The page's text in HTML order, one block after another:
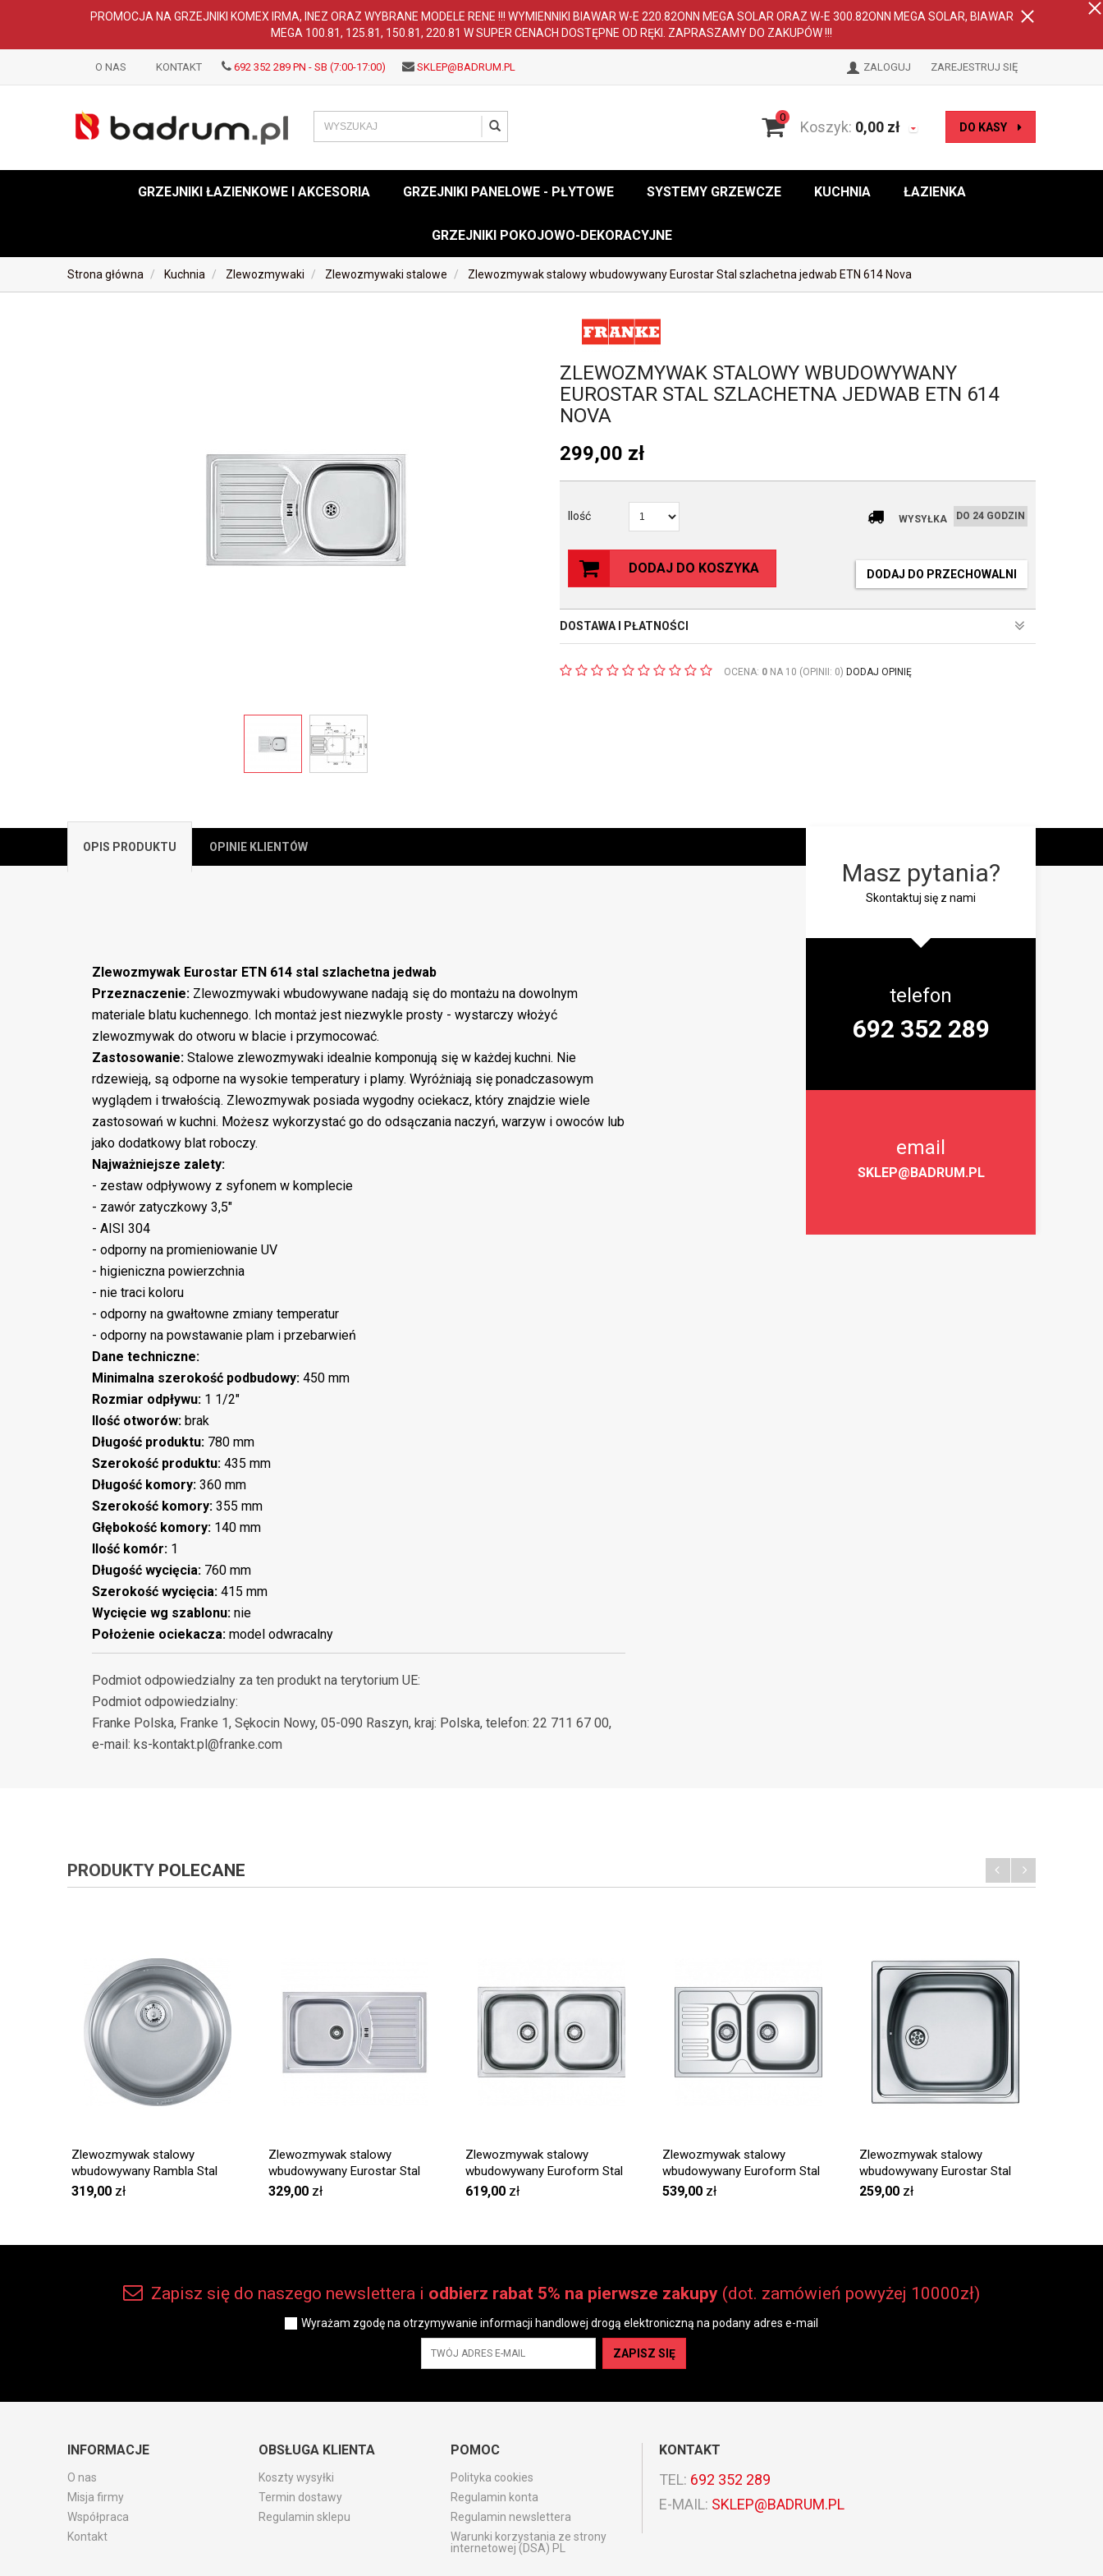
PROMOCJA NA GRZEJNIKI KOMEX IRMA, INEZ ORAZ WYBRANE MODELE RENE !!! WYMIENNIKI BIAWAR W-E 220.82ONN MEGA SOLAR ORAZ W-E 300.82ONN MEGA SOLAR, BIAWAR
MEGA 100.81, 125.81, 150.81, 220.81 W SUPER CENACH DOSTĘPNE OD RĘKI. ZAPRASZAMY DO ZAKUPÓW !!!
O NAS KONTAKT 692 352 289 PN - SB (7:00-17:00) SKLEP@BADRUM.PL ZALOGUJ ZAREJESTRUJ SIĘ
0
Koszyk: 0,00 zł DO KASY
GRZEJNIKI ŁAZIENKOWE I AKCESORIA GRZEJNIKI PANELOWE - PŁYTOWE SYSTEMY GRZEWCZE KUCHNIA ŁAZIENKA
GRZEJNIKI POKOJOWO-DEKORACYJNE
Strona główna Kuchnia Zlewozmywaki Zlewozmywaki stalowe Zlewozmywak stalowy wbudowywany Eurostar Stal szlachetna jedwab ETN 614 Nova
ZLEWOZMYWAK STALOWY WBUDOWYWANY
EUROSTAR STAL SZLACHETNA JEDWAB ETN 614
NOVA
299,00 zł
Ilość WYSYŁKA DO 24 GODZIN
DODAJ DO KOSZYKA DODAJ DO PRZECHOWALNI
DOSTAWA I PŁATNOŚCI
OCENA: 0 NA 10 (OPINII: 0) DODAJ OPINIĘ
OPIS PRODUKTU OPINIE KLIENTÓW
Zlewozmywak Eurostar ETN 614 stal szlachetna jedwab
Przeznaczenie: Zlewozmywaki wbudowywane nadają się do montażu na dowolnym
materiale blatu kuchennego. Ich montaż jest niezwykle prosty - wystarczy włożyć
zlewozmywak do otworu w blacie i przymocować.
Zastosowanie: Stalowe zlewozmywaki idealnie komponują się w każdej kuchni. Nie
rdzewieją, są odporne na wysokie temperatury i plamy. Wyróżniają się ponadczasowym
wyglądem i trwałością. Zlewozmywak posiada wygodny ociekacz, który znajdzie wiele
zastosowań w kuchni. Możesz wykorzystać go do odsączania naczyń, warzyw i owoców lub
jako dodatkowy blat roboczy.
Najważniejsze zalety:
- zestaw odpływowy z syfonem w komplecie
- zawór zatyczkowy 3,5"
- AISI 304
- odporny na promieniowanie UV
- higieniczna powierzchnia
- nie traci koloru
- odporny na gwałtowne zmiany temperatur
- odporny na powstawanie plam i przebarwień
Dane techniczne:
Minimalna szerokość podbudowy: 450 mm
Rozmiar odpływu: 1 1/2"
Ilość otworów: brak
Długość produktu: 780 mm
Szerokość produktu: 435 mm
Długość komory: 360 mm
Szerokość komory: 355 mm
Głębokość komory: 140 mm
Ilość komór: 1
Długość wycięcia: 760 mm
Szerokość wycięcia: 415 mm
Wycięcie wg szablonu: nie
Położenie ociekacza: model odwracalny
Podmiot odpowiedzialny za ten produkt na terytorium UE:
Podmiot odpowiedzialny:
Franke Polska, Franke 1, Sękocin Nowy, 05-090 Raszyn, kraj: Polska, telefon: 22 711 67 00,
e-mail: ks-kontakt.pl@franke.com
Masz pytania?
Skontaktuj się z nami
telefon
692 352 289
email
SKLEP@BADRUM.PL
PRODUKTY POLECANE
Zlewozmywak stalowy
wbudowywany Rambla Stal
szlachetna jedwab RAN 610-38
319,00 zł
Zlewozmywak stalowy
wbudowywany Eurostar Stal
szlachetna jedwab ETN 614i
329,00 zł
Zlewozmywak stalowy
wbudowywany Euroform Stal
szlachetna jedwab EFN 620-78
619,00 zł
Zlewozmywak stalowy
wbudowywany Euroform Stal
szlachetna len EFL 651-78
539,00 zł
Zlewozmywak stalowy
wbudowywany Eurostar Stal
szlachetna jedwab ETN 610 i
259,00 zł
Zapisz się do naszego newslettera i odbierz rabat 5% na pierwsze zakupy (dot. zamówień powyżej 10000zł)
Wyrażam zgodę na otrzymywanie informacji handlowej drogą elektroniczną na podany adres e-mail
ZAPISZ SIĘ
INFORMACJE
O nas
Misja firmy
Współpraca
Kontakt
OBSŁUGA KLIENTA
Koszty wysyłki
Termin dostawy
Regulamin sklepu
POMOC
Polityka cookies
Regulamin konta
Regulamin newslettera
Warunki korzystania ze strony
internetowej (DSA) PL
KONTAKT
TEL: 692 352 289
E-MAIL: SKLEP@BADRUM.PL